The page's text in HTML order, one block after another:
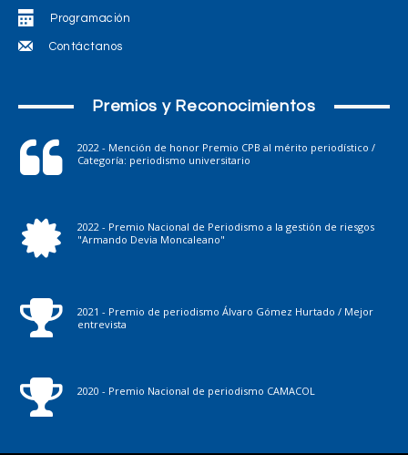
Programación
Contáctanos
Premios y Reconocimientos
2022 - Mención de honor Premio CPB al mérito periodístico /
Categoría: periodismo universitario
2022 - Premio Nacional de Periodismo a la gestión de riesgos
"Armando Devia Moncaleano"
2021 - Premio de periodismo Álvaro Gómez Hurtado / Mejor
entrevista
2020 - Premio Nacional de periodismo CAMACOL